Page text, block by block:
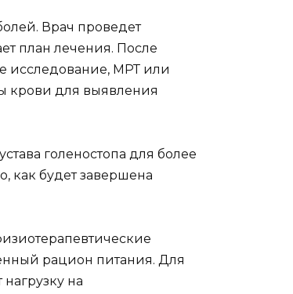
Врач проведет
план лечения. После
исследование, МРТ или
крови для выявления
голеностопа для более
как будет завершена
рацион питания. Для
на